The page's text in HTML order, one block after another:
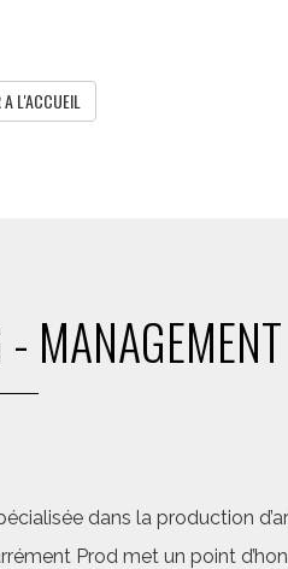
L'ACCUEIL
dans la production
Prod met un point